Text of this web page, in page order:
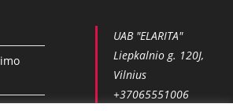
UAB "ELARITA"
Liepkalnio g. 120J,
Vilnius
+37065551006